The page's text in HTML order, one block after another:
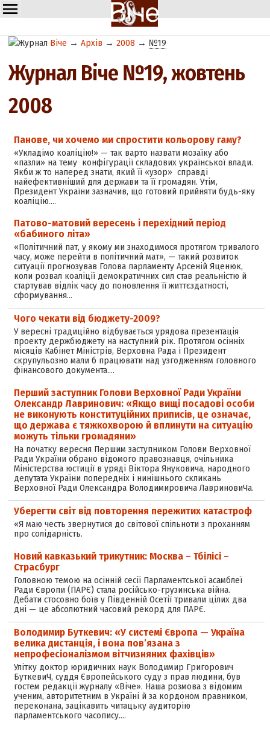
Віче →Архів →2008 → №19
Журнал Віче №19, жовтень
2008
Панове, чи хочемо ми спростити кольорову гаму?
«Укладімо коаліцію!» — так варто назвати мозаїку або
«пазли» на тему конфігурації складових української влади.
Якби ж то наперед знати, який її «узор» справді
найефективніший для держави та її громадян. Утім,
Президент України зазначив, що готовий прийняти будь-яку
коаліцію.…
Патово-матовий вересень і перехідний період
«бабиного літа»
«Політичний пат, у якому ми знаходимося протягом тривалого
часу, може перейти в політичний мат», — такий розвиток
ситуації прогнозував Голова парламенту Арсеній Яценюк,
коли розвал коаліції демократичних сил став реальністю й
стартував відлік часу до поновлення її життєздатності,
сформування…
Чого чекати від бюджету-2009?
У вересні традиційно відбувається урядова презентація
проекту держбюджету на наступний рік. Протягом осінніх
місяців Кабінет Міністрів, Верховна Рада і Президент
скрупульозно мали б працювати над узгодженням головного
фінансового документа.…
Перший заступник Голови Верховної Ради України
Олександр Лавринович: «Якщо вищі посадові особи
не виконують конституційних приписів, це означає,
що держава є тяжкохворою й вплинути на ситуацію
можуть тільки громадяни»
На початку вересня Першим заступником Голови Верховної
Ради України обрано відомого правознавця, очільника
Міністерства юстиції в уряді Віктора Януковича, народного
депутата України попередніх і нинішнього скликань
Верховної Ради Олександра Володимировича ЛавриновиЧа.
Уберегти світ від повторення пережитих катастроф
«Я маю честь звернутися до світової спільноти з проханням
про солідарність.
Новий кавказький трикутник: Москва – Тбілісі –
Страсбург
Головною темою на осінній сесії Парламентської асамблеї
Ради Європи (ПАРЄ) стала російсько-грузинська війна.
Дебати стосовно боїв у Південній Осетії тривали цілих два
дні — це абсолютний часовий рекорд для ПАРЄ.
Володимир Буткевич: «У системі Європа — Україна
велика дистанція, і вона пов’язана з
непрофесіоналізмом вітчизняних фахівців»
Улітку доктор юридичних наук Володимир Григорович
БуткевиЧ, суддя Європейського суду з прав людини, був
гостем редакції журналу «Віче». Наша розмова з відомим
ученим, авторитетним в Україні й за кордоном правником,
переконана, зацікавить читацьку аудиторію
парламентського часопису.…